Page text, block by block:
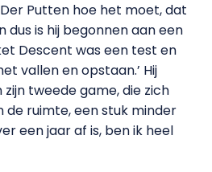
Putten hoe het moet, dat
dus is hij begonnen aan een
Descent was een test en
vallen en opstaan.’ Hij
tweede game, die zich
ruimte, een stuk minder
een jaar af is, ben ik heel